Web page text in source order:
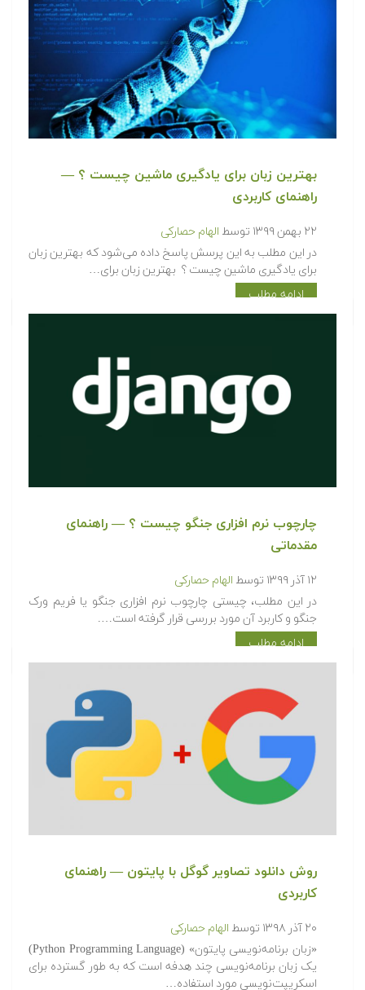
بهترین زبان برای یادگیری ماشین چیست ؟ —
راهنمای کاربردی
۲۲ بهمن ۱۳۹۹ توسط الهام حصارکی
در این مطلب به این پرسش پاسخ داده می‌شود که بهترین زبان
برای یادگیری ماشین چیست ؟ بهترین زبان برای…
ادامه مطلب
چارچوب نرم افزاری جنگو چیست ؟ — راهنمای
مقدماتی
۱۲ آذر ۱۳۹۹ توسط الهام حصارکی
در این مطلب، چیستی چارچوب نرم افزاری جنگو یا فریم ورک
جنگو و کاربرد آن مورد بررسی قرار گرفته است….
ادامه مطلب
روش دانلود تصاویر گوگل با پایتون — راهنمای
کاربردی
۲۰ آذر ۱۳۹۸ توسط الهام حصارکی
«زبان برنامه‌نویسی پایتون» (Python Programming Language)
یک زبان برنامه‌نویسی چند هدفه است که به طور گسترده برای
اسکریپت‌نویسی مورد استفاده…